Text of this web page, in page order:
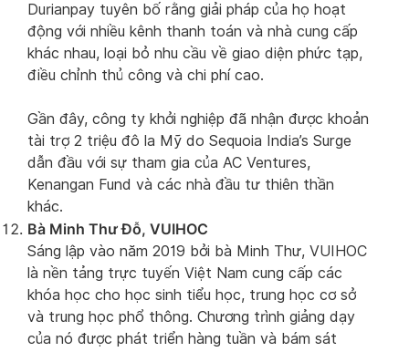
Durianpay tuyên bố rằng giải pháp của họ hoạt
động với nhiều kênh thanh toán và nhà cung cấp
khác nhau, loại bỏ nhu cầu về giao diện phức tạp,
điều chỉnh thủ công và chi phí cao.
Gần đây, công ty khởi nghiệp đã nhận được khoản
tài trợ 2 triệu đô la Mỹ do Sequoia India’s Surge
dẫn đầu với sự tham gia của AC Ventures,
Kenangan Fund và các nhà đầu tư thiên thần
khác.
Bà Minh Thư Đỗ, VUIHOC
Sáng lập vào năm 2019 bởi bà Minh Thư, VUIHOC
là nền tảng trực tuyến Việt Nam cung cấp các
khóa học cho học sinh tiểu học, trung học cơ sở
và trung học phổ thông. Chương trình giảng dạy
của nó được phát triển hàng tuần và bám sát